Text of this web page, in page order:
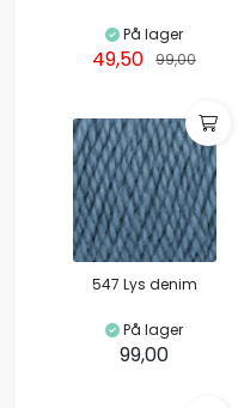
På lager
49,50 99,00
547 Lys denim
På lager
99,00